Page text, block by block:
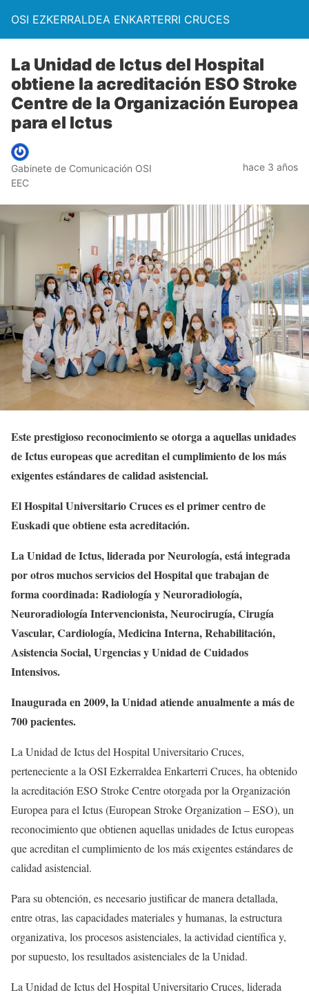
OSI EZKERRALDEA ENKARTERRI CRUCES
La Unidad de Ictus del Hospital
obtiene la acreditación ESO Stroke
Centre de la Organización Europea
para el Ictus
Gabinete de Comunicación OSI
EEC
hace 3 años
Este prestigioso reconocimiento se otorga a aquellas unidades
de Ictus europeas que acreditan el cumplimiento de los más
exigentes estándares de calidad asistencial.
El Hospital Universitario Cruces es el primer centro de
Euskadi que obtiene esta acreditación.
La Unidad de Ictus, liderada por Neurología, está integrada
por otros muchos servicios del Hospital que trabajan de
forma coordinada: Radiología y Neuroradiología,
Neuroradiología Intervencionista, Neurocirugía, Cirugía
Vascular, Cardiología, Medicina Interna, Rehabilitación,
Asistencia Social, Urgencias y Unidad de Cuidados
Intensivos.
Inaugurada en 2009, la Unidad atiende anualmente a más de
700 pacientes.
La Unidad de Ictus del Hospital Universitario Cruces,
perteneciente a la OSI Ezkerraldea Enkarterri Cruces, ha obtenido
la acreditación ESO Stroke Centre otorgada por la Organización
Europea para el Ictus (European Stroke Organization – ESO), un
reconocimiento que obtienen aquellas unidades de Ictus europeas
que acreditan el cumplimiento de los más exigentes estándares de
calidad asistencial.
Para su obtención, es necesario justificar de manera detallada,
entre otras, las capacidades materiales y humanas, la estructura
organizativa, los procesos asistenciales, la actividad científica y,
por supuesto, los resultados asistenciales de la Unidad.
La Unidad de Ictus del Hospital Universitario Cruces, liderada